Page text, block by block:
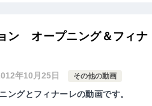
ン オープニング＆フィナ
年10月25日 その他の動画
ングとフィナーレの動画です。